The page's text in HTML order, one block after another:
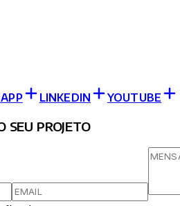
LINKEDIN YOUTUBE
SEU PROJETO